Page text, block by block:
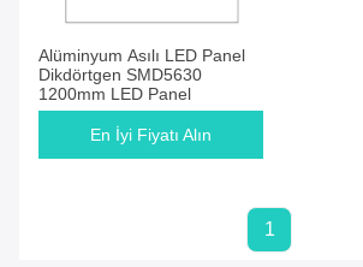
Alüminyum Asılı LED Panel
Dikdörtgen SMD5630
1200mm LED Panel
En İyi Fiyatı Alın
1